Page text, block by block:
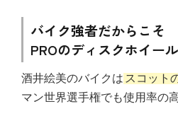
バイク強者だからこそ
PROのディスクホイール
酒井絵美のバイクは スコット
マン世界選手権でも使用率の